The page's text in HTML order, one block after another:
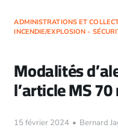
ADMINISTRATIONS ET
INCENDIE/EXPLOSION -
Modalités
l’article MS
15 février 2024 • Bernard